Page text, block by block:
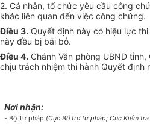
2. Cá nhân, tổ chức yêu cầu công
khác liên quan đến việc công chứng.
Điều 3. Quyết định này có hiệu lực
này đều bị bãi bỏ.
Điều 4. Chánh Văn phòng UBND
chịu trách nhiệm thi hành Quyết định
Nơi nhận:
- Bộ Tư pháp (Cục Bổ trợ tư pháp; Cục Kiểm